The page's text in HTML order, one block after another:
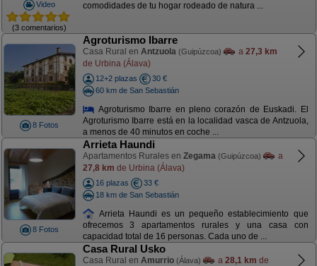
Video
(3 comentarios)
comodidades de tu hogar rodeado de natura ...
8 Fotos
Agroturismo Ibarre
Casa Rural en Antzuola (Guipúzcoa) a 27,3 km
de Urbina (Álava)
12+2 plazas
30 €
60 km de San Sebastián
Agroturismo Ibarre en pleno corazón de Euskadi. El
Agroturismo Ibarre está en la localidad vasca de Antzuola,
a menos de 40 minutos en coche ...
8 Fotos
Arrieta Haundi
Apartamentos Rurales en Zegama (Guipúzcoa)
a
27,8 km de Urbina (Álava)
16 plazas
33 €
18 km de San Sebastián
Arrieta Haundi es un pequeño establecimiento que
ofrecemos 3 apartamentos rurales y una casa con
capacidad total de 16 personas. Cada uno de ...
Casa Rural Usko
Casa Rural en Amurrio (Álava) a 28,1 km de